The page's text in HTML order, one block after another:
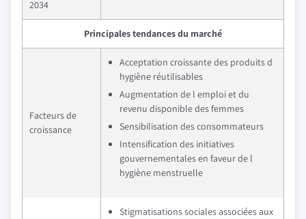
2034
Principales tendances du marché
Facteurs de
croissance
Acceptation croissante des produits d
hygiène réutilisables
Augmentation de l emploi et du
revenu disponible des femmes
Sensibilisation des consommateurs
Intensification des initiatives
gouvernementales en faveur de l
hygiène menstruelle
Stigmatisations sociales associées aux